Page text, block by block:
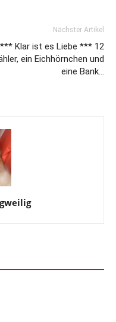
Nächster Artikel
*** Klar ist es Liebe *** 12
ein Eichhörnchen und
eine Bank…